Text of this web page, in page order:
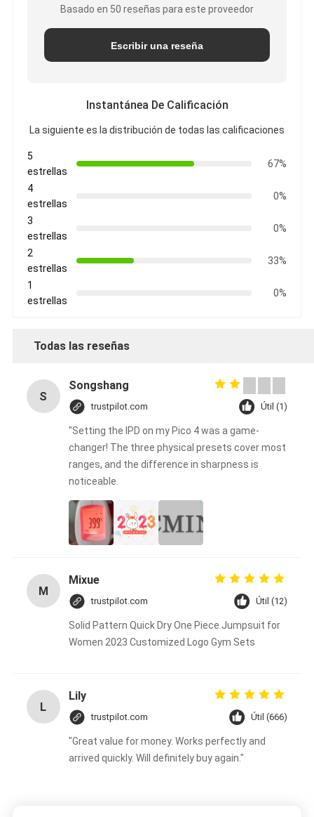
Basado en 50 reseñas para este proveedor
Escribir una reseña
Instantánea De Calificación
La siguiente es la distribución de todas las calificaciones
5
estrellas
67%
4
estrellas
0%
3
estrellas
0%
2
estrellas
33%
1
estrellas
0%
Todas las reseñas
S
Songshang
trustpilot.com Útil (1)
"Setting the IPD on my Pico 4 was a game-
changer! The three physical presets cover most
ranges, and the difference in sharpness is
noticeable.
M
Mixue
trustpilot.com Útil (12)
Solid Pattern Quick Dry One Piece Jumpsuit for
Women 2023 Customized Logo Gym Sets
L
Lily
trustpilot.com Útil (666)
"Great value for money. Works perfectly and
arrived quickly. Will definitely buy again."